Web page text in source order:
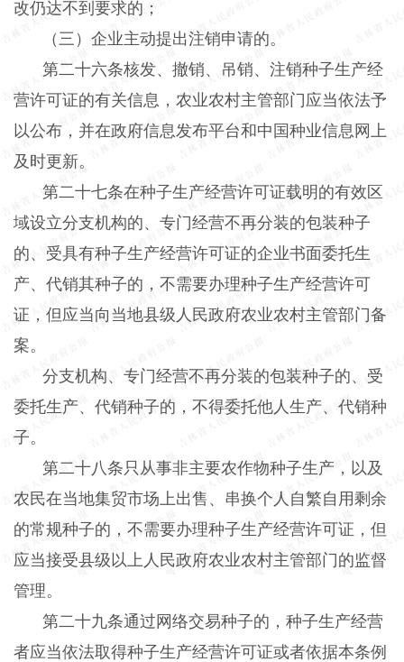
改仍达不到要求的；
（三）企业主动提出注销申请的。
第二十六条核发、撤销、吊销、注销种子生产经
营许可证的有关信息，农业农村主管部门应当依法予
以公布，并在政府信息发布平台和中国种业信息网上
及时更新。
第二十七条在种子生产经营许可证载明的有效区
域设立分支机构的、专门经营不再分装的包装种子
的、受具有种子生产经营许可证的企业书面委托生
产、代销其种子的，不需要办理种子生产经营许可
证，但应当向当地县级人民政府农业农村主管部门备
案。
分支机构、专门经营不再分装的包装种子的、受
委托生产、代销种子的，不得委托他人生产、代销种
子。
第二十八条只从事非主要农作物种子生产，以及
农民在当地集贸市场上出售、串换个人自繁自用剩余
的常规种子的，不需要办理种子生产经营许可证，但
应当接受县级以上人民政府农业农村主管部门的监督
管理。
第二十九条通过网络交易种子的，种子生产经营
者应当依法取得种子生产经营许可证或者依据本条例